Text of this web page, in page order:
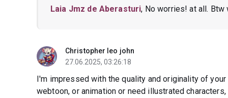
Laia Jmz de Aberasturi, No worries! at all. Btw
Christopher leo john
27.06.2025, 03:26:18
I'm impressed with the quality and originality of
webtoon, or animation or need illustrated